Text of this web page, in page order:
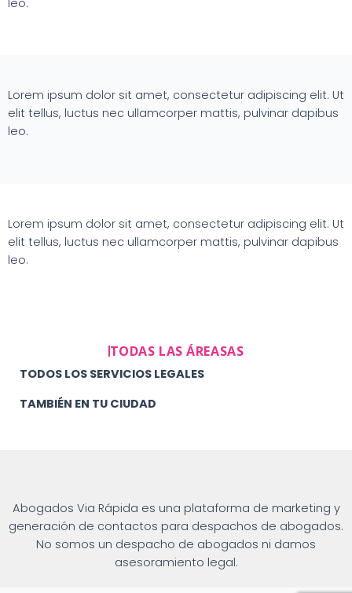
Lorem ipsum dolor sit amet, consectetur adipiscing elit. Ut
elit tellus, luctus nec ullamcorper mattis, pulvinar dapibus
leo.
Lorem ipsum dolor sit amet, consectetur adipiscing elit. Ut
elit tellus, luctus nec ullamcorper mattis, pulvinar dapibus
leo.
TODAS LAS ÁREASAS
TODOS LOS SERVICIOS LEGALES
TAMBIÉN EN TU CIUDAD
Abogados Via Rápida es una plataforma de marketing y
generación de contactos para despachos de abogados.
No somos un despacho de abogados ni damos
asesoramiento legal.